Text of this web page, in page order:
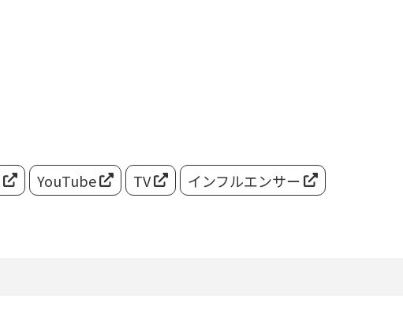
YouTube TV インフルエンサー